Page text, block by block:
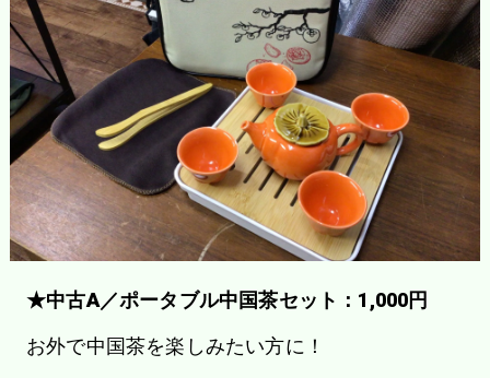
★中古A／ポータブル中国茶セット：1,000円
お外で中国茶を楽しみたい方に！